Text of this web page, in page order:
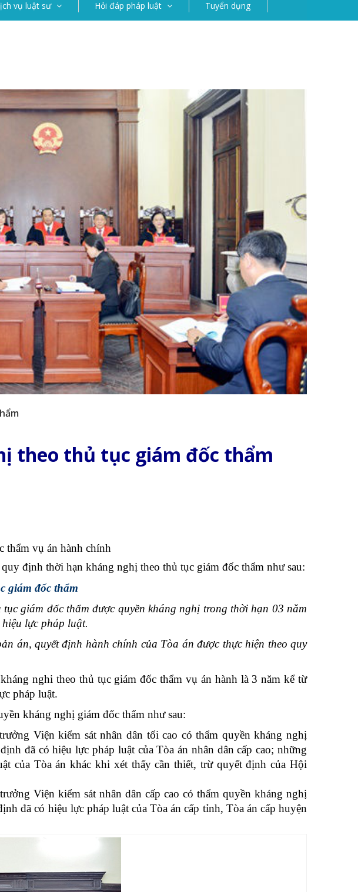
vụ luật sư Hỏi đáp pháp luật Tuyển dụng
theo thủ tục giám đốc thẩm
thẩm vụ án hành chính
định thời hạn kháng nghị theo thủ tục giám đốc thẩm như sau:
giám đốc thẩm
giám đốc thẩm được quyền kháng nghị trong thời hạn 03 năm
lực pháp luật.
án, quyết định hành chính của Tòa án được thực hiện theo quy
nghi theo thủ tục giám đốc thẩm vụ án hành là 3 năm kể từ
pháp luật.
kháng nghị giám đốc thẩm như sau:
Viện kiểm sát nhân dân tối cao có thẩm quyền kháng nghị
đã có hiệu lực pháp luật của Tòa án nhân dân cấp cao; những
của Tòa án khác khi xét thấy cần thiết, trừ quyết định của Hội
Viện kiểm sát nhân dân cấp cao có thẩm quyền kháng nghị
đã có hiệu lực pháp luật của Tòa án cấp tỉnh, Tòa án cấp huyện